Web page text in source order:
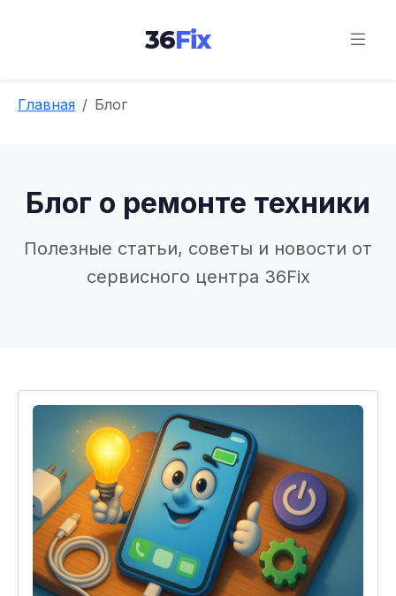
36Fix
Главная Блог
Блог о ремонте техники
Полезные статьи, советы и новости от
сервисного центра 36Fix